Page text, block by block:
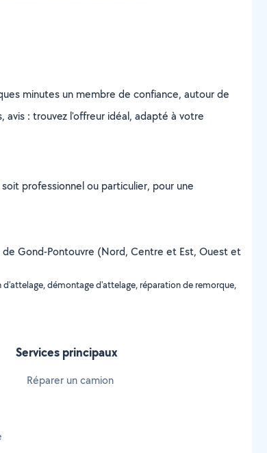
minutes un membre de confiance, autour de
: trouvez l'offreur idéal, adapté à votre
professionnel ou particulier, pour une
de Gond-Pontouvre (Nord, Centre et Est, Ouest et
démontage d'attelage, réparation de remorque,
Services principaux
Réparer un camion